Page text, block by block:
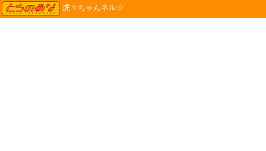
TORANOANA
虎々ちゃんネル☆